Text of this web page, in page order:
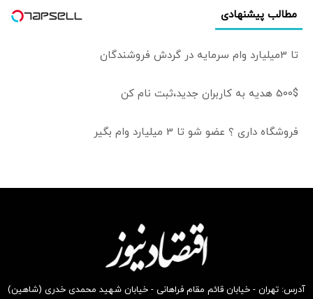
می‌کرد
مطالب پیشنهادی
تا 3میلیارد وام سرمایه در گردش فروشندگان
500$ هدیه به کاربران جدید،ثبت نام کن
فروشگاه داری ؟ عضو شو تا 3 میلیارد وام بگیر
آدرس: تهران - خیابان قائم مقام فراهانی - خیابان شهید محمدی خدری (شاهین)